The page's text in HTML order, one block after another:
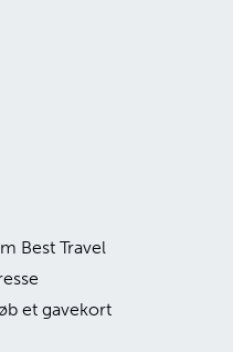
Best Travel
et gavekort